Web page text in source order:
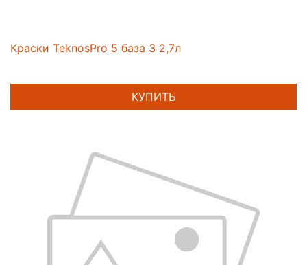
Краски TeknosPro 5 база 3 2,7л
КУПИТЬ